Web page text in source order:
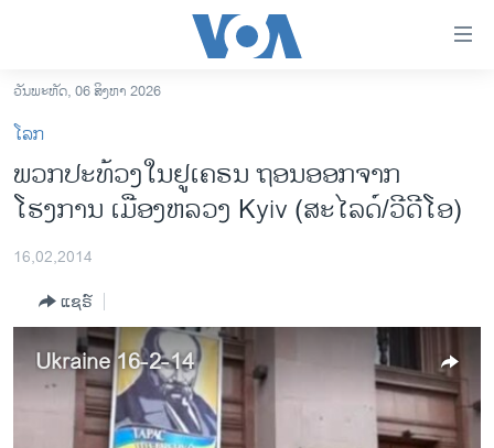
ເຂົ້າ
ຫາ
ຂ້າມ
ຂ້າມ
ຫາ
ອາເມຣິກາ
ຂ່າວ​ຈີນ
ໂລກ
ເອເຊຍ
ອິດສະຫຼະພາບດ້ານການຂ່າວ
ຊີວິດຊາວລາວ
ວັນພະຫັດ, 06 ສິງຫາ 2026
ໂລກ
ພວກປະທ້ວງໃນຢູເຄຣນ ຖອນອອກຈາກ
ໂຮງການ ເມືອງຫລວງ Kyiv (ສະໄລດ໌/ວີດີໂອ)
16,02,2014
ແຊຣ໌
Ukraine 16-2-14